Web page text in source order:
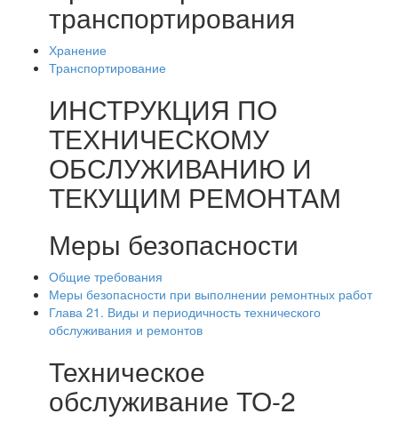
транспортирования
Хранение
Транспортирование
ИНСТРУКЦИЯ ПО
ТЕХНИЧЕСКОМУ
ОБСЛУЖИВАНИЮ И
ТЕКУЩИМ РЕМОНТАМ
Меры безопасности
Общие требования
Меры безопасности при выполнении ремонтных работ
Глава 21. Виды и периодичность технического
обслуживания и ремонтов
Техническое
обслуживание ТО-2